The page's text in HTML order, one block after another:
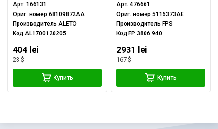
Арт.166131
Ориг. номер68109872AA
ПроизводительALETO
КодAL1700120205
404 lei
23 $
Купить
Арт.476661
Ориг. номер5116373AE
ПроизводительFPS
КодFP 3806 940
2931 lei
167 $
Купить